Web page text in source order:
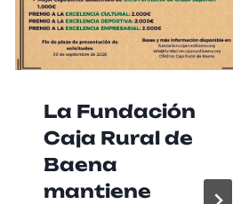
La Fundación
Caja Rural de
Baena
mantiene